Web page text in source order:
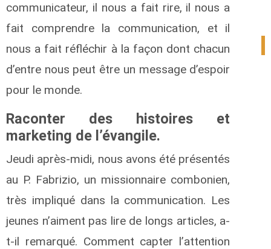
communicateur, il nous a fait rire, il nous a
fait comprendre la communication, et il
nous a fait réfléchir à la façon dont chacun
d’entre nous peut être un message d’espoir
pour le monde.
Raconter des histoires et
marketing de l’évangile.
Jeudi après-midi, nous avons été présentés
au P. Fabrizio, un missionnaire combonien,
très impliqué dans la communication. Les
jeunes n’aiment pas lire de longs articles, a-
t-il remarqué. Comment capter l’attention